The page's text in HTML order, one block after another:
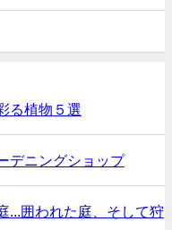
る植物５選
デニングショップ
...囲われた庭、そして狩